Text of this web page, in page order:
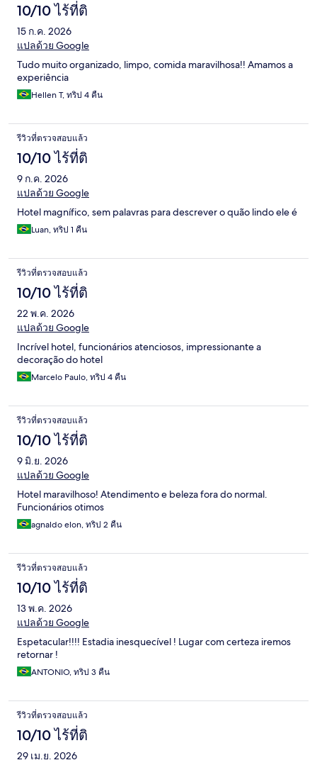
10/10 ไร้ที่ติ
15 ก.ค. 2026
แปลด้วย Google
Tudo muito organizado, limpo, comida maravilhosa!! Amamos a
experiência
Hellen T, ทริป 4 คืน
รีวิวที่ตรวจสอบแล้ว
10/10 ไร้ที่ติ
9 ก.ค. 2026
แปลด้วย Google
Hotel magnífico, sem palavras para descrever o quão lindo ele é
Luan, ทริป 1 คืน
รีวิวที่ตรวจสอบแล้ว
10/10 ไร้ที่ติ
22 พ.ค. 2026
แปลด้วย Google
Incrível hotel, funcionários atenciosos, impressionante a
decoração do hotel
Marcelo Paulo, ทริป 4 คืน
รีวิวที่ตรวจสอบแล้ว
10/10 ไร้ที่ติ
9 มิ.ย. 2026
แปลด้วย Google
Hotel maravilhoso! Atendimento e beleza fora do normal.
Funcionários otimos
agnaldo elon, ทริป 2 คืน
รีวิวที่ตรวจสอบแล้ว
10/10 ไร้ที่ติ
13 พ.ค. 2026
แปลด้วย Google
Espetacular!!!! Estadia inesquecível ! Lugar com certeza iremos
retornar !
ANTONIO, ทริป 3 คืน
รีวิวที่ตรวจสอบแล้ว
10/10 ไร้ที่ติ
29 เม.ย. 2026